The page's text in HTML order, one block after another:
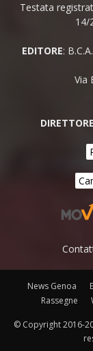
Testata
14/
EDITORE:
Via
News Genoa
Rassegne
© Copyright 2016-